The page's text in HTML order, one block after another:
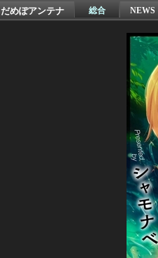
だめぽアンテナ 総合 NEWS